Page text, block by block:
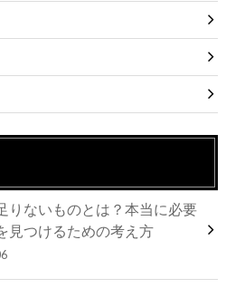
りないものとは？本当に必要
見つけるための考え方